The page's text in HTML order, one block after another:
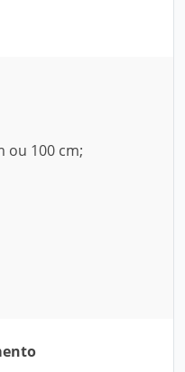
ou 100 cm;